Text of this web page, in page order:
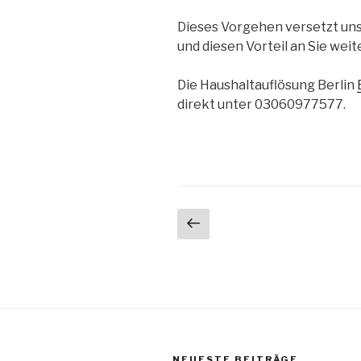
Dieses Vorgehen versetzt
und diesen Vorteil an Sie
Die Haushaltauflösung Berlin
direkt unter 03060977577.
Vorherige
Seite